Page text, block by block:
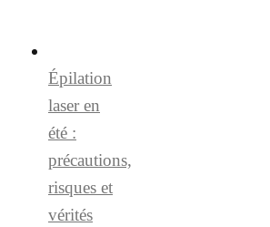
Épilation
laser en
été :
précautions,
risques et
vérités